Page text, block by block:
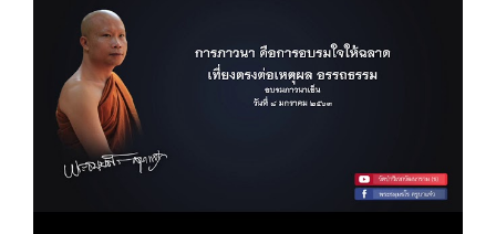
ออก “โธ ” หายใจเข้า “ธัม ” หายใจออก “โม ” หายใจเข้า “สัง” หายใจออก
“โฆ ” และให้ระลึกคำบริกรรมภาวนา “พุทโธ ธัมโม สังโฆ ” ๓ หน แล้วให้ระลึก
เอาคำบริกรรมภาวนาว่า “พุทโธ ” แต่เพียงคำเดียว โดยตั้งสติไว้ที่ปลายจมูก
ลมหายใจเข้า “พุท” ก็กำหนดรู้ ลมหายใจออก “โธ ” ก็กำหนดรู้ สติกำหนดอยู่
กับคำบริกรรมภาวนา หากจิตคิดแส่สายไปทางอื่น ก็ดึงจิตกลับมาให้อยู่กับคำ
บริกรรมภาวนานั้น หากยังไม่ได้ผล ให้เร่งคำบริกรรมภาวนาเร็วๆ “พุ
ทโธๆๆๆๆๆๆๆๆๆๆๆๆๆๆๆๆๆ”<br /> ให้หมั่นกระทำบำเพ็ญอยู่เป็นประจำ การทำ
ครั้งสองครั้งอยากจะให้จิตสงบก็เป็นไปได้ยาก หลวงปู่ฝั้น อาจาโร ท่านมักจะ
สอนลูกศิษย์ที่มานั่งสมาธิภาวนากับองค์ท่านเสมอว่า “เหมือนกะเราปลูกต้นไม้
เราต้องรักษาต้นรักษาโคนมัน ใส่ปุ๋ยรดน้ำ โคนมันดีต้นมันก็ต้องดี ดอกผลไม่มี
ใครบังคับมันเกิดเอง ต้นมันดีดอกผลมันดี อันนี้เอาอะไรเป็นต้น คือดวงใจ
ของตนให้ตั้งมั่น ชำระจิตใจของตนให้ผ่องใส ทำใจให้สงบสบาย หลวงปู่มั่น
องค์ท่านกล่าวว่า …<br /> “การภาวนา คือการอบรมใจให้ฉลาดเที่ยงตรงต่อ
เหตุผล อรรถธรรม รู้จักวิธีปฏิบัติต่อตัวเองและสิ่งทั้งหลาย ไม่ให้จิตผาดโผน
โลดเต้นแบบไม่มีฝั่งมีฝา ยึดการภาวนาเป็นรั้วกั้นความคิดฟุ้งของใจให้อยู่ใน
เหตุผล อันจะเป็นทางแห่งความสงบสุขใจ ที่ยังมิได้รับการอบรมจากการ
ภาวนา”<br /> ก่อนอื่นที่เราจะนั่งสมาธิภาวนา ให้หาสถานที่อันเป็นมุมสงบ
นั่งเข้าที่เอาขาขวาทับขาซ้าย เอามือขวาทับมือซ้าย ตั้งกายให้ตรงดำรงสติให้
มั่น ไม่เอียงซ้ายนัก ไม่เอียงขวานัก ไม่ก้มนัก ไม่เงยนัก ทำตัวให้สบายๆ ดูท่า
การประทับนั่งของพระพุทธรูปเป็นแบบอย่าง (หากไม่สะดวกที่จะนั่งอยู่ขัด
สมาธิอยู่กับพื้น ก็ให้นั่งบนเก้าอี้หรืออะไรก็ได้ตามแต่สะดวก) เราเริ่มฝึกหัดนั่ง